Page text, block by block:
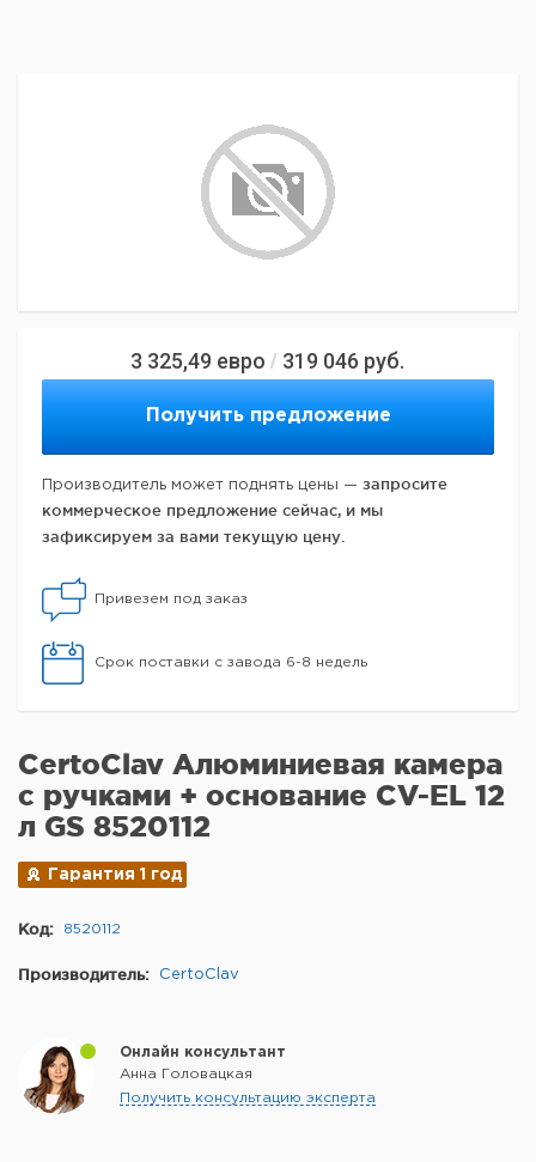
3 325,49 евро / 319 046 руб.
Получить предложение
Производитель может поднять цены — запросите
коммерческое предложение сейчас, и мы
зафиксируем за вами текущую цену.
Привезем под заказ
Срок поставки с завода 6-8 недель
CertoClav Алюминиевая камера
с ручками + основание CV-EL 12
л GS 8520112
Гарантия 1 год
Код: 8520112
Производитель: CertoClav
Онлайн консультант
Анна Головацкая
Получить консультацию эксперта